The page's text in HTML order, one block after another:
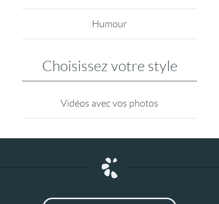
Humour
Choisissez votre style
Vidéos avec vos photos